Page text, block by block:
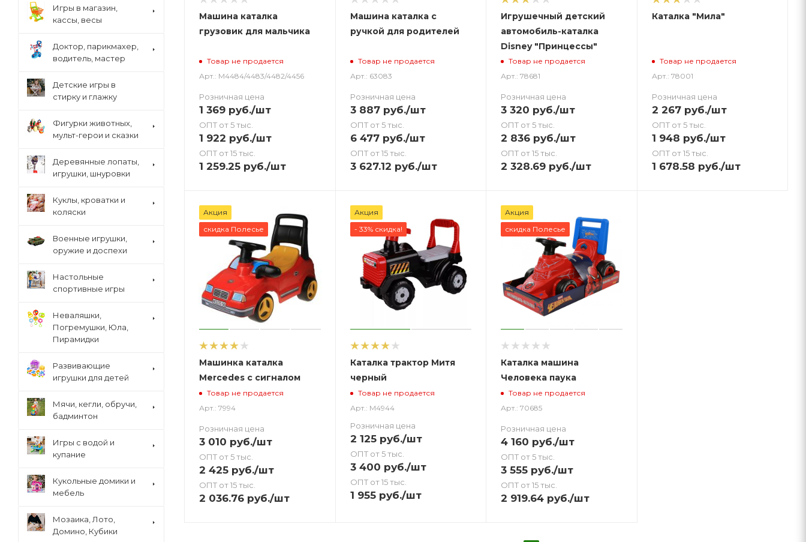
Машина каталка
грузовик для мальчика
Товар не продается
Арт.: М4484/4483/4482/4456
Розничная цена
1 369 руб./шт
ОПТ от 5 тыс.
1 922 руб./шт
ОПТ от 15 тыс.
1 259.25 руб./шт
Машина каталка с
ручкой для родителей
Товар не продается
Арт.: 63083
Розничная цена
3 887руб./шт
ОПТ от 5 тыс.
6 477руб./шт
ОПТ от 15 тыс.
3 627.12 руб./шт
Игрушечный детский
автомобиль-каталка
Disney "Принцессы"
Товар не продается
Арт.: 78681
Розничная цена
3 320 руб./шт
ОПТ от 5 тыс.
2 836 руб./шт
ОПТ от 15 тыс.
2 328.69 руб./шт
Каталка "Мила"
Товар не продается
Арт.: 78001
Розничная цена
2 267руб./шт
ОПТ от 5 тыс.
1 948 руб./шт
ОПТ от 15 тыс.
1 678.58 руб./шт
Акция
скидка Полесье
Машинка каталка
Mercedes с сигналом
Товар не продается
Арт.: 7994
Розничная цена
3 010 руб./шт
ОПТ от 5 тыс.
2 425 руб./шт
ОПТ от 15 тыс.
2 036.76 руб./шт
Акция
- 33% скидка!
Каталка трактор Митя
черный
Товар не продается
Арт.: М4944
Розничная цена
2 125руб./шт
ОПТ от 5 тыс.
3 400 руб./шт
ОПТ от 15 тыс.
1 955руб./шт
Акция
скидка Полесье
Каталка машина
Человека паука
Товар не продается
Арт.: 70685
Розничная цена
4 160 руб./шт
ОПТ от 5 тыс.
3 555 руб./шт
ОПТ от 15 тыс.
2 919.64 руб./шт
Игры в магазин,
кассы, весы
Доктор, парикмахер,
водитель, мастер
Детские игры в
стирку и глажку
Фигурки животных,
мульт-герои и сказки
Деревянные лопаты,
игрушки, шнуровки
Куклы, кроватки и
коляски
Военные игрушки,
оружие и доспехи
Настольные
спортивные игры
Неваляшки,
Погремушки, Юла,
Пирамидки
Развивающие
игрушки для детей
Мячи, кегли, обручи,
бадминтон
Игры с водой и
купание
Кукольные домики и
мебель
Мозаика, Лото,
Домино, Кубики